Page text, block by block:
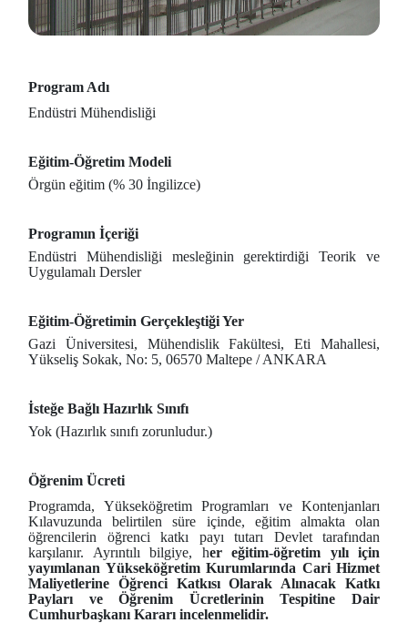
Program Adı
Endüstri Mühendisliği
Eğitim-Öğretim Modeli
Örgün eğitim (% 30 İngilizce)
Programın İçeriği
Endüstri Mühendisliği mesleğinin gerektirdiği Teorik ve
Uygulamalı Dersler
Eğitim-Öğretimin Gerçekleştiği Yer
Gazi Üniversitesi, Mühendislik Fakültesi, Eti Mahallesi,
Yükseliş Sokak, No: 5, 06570 Maltepe / ANKARA
İsteğe Bağlı Hazırlık Sınıfı
Yok (Hazırlık sınıfı zorunludur.)
Öğrenim Ücreti
Programda, Yükseköğretim Programları ve Kontenjanları
Kılavuzunda belirtilen süre içinde, eğitim almakta olan
öğrencilerin öğrenci katkı payı tutarı Devlet tarafından
karşılanır. Ayrıntılı bilgiye, her eğitim-öğretim yılı için
yayımlanan Yükseköğretim Kurumlarında Cari Hizmet
Maliyetlerine Öğrenci Katkısı Olarak Alınacak Katkı
Payları ve Öğrenim Ücretlerinin Tespitine Dair
Cumhurbaşkanı Kararı incelenmelidir.